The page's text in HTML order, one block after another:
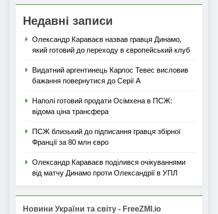
Недавні записи
Олександр Караваєв назвав гравця Динамо,
який готовий до переходу в європейський клуб
Видатний аргентинець Карлос Тевес висловив
бажання повернутися до Серії А
Наполі готовий продати Осімхена в ПСЖ:
відома ціна трансфера
ПСЖ близький до підписання гравця збірної
Франції за 80 млн євро
Олександр Караваєв поділився очікуваннями
від матчу Динамо проти Олександрії в УПЛ
Новини України та світу - FreeZMI.io